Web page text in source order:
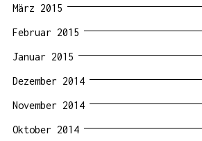
März 2015
Februar 2015
Januar 2015
Dezember 2014
November 2014
Oktober 2014